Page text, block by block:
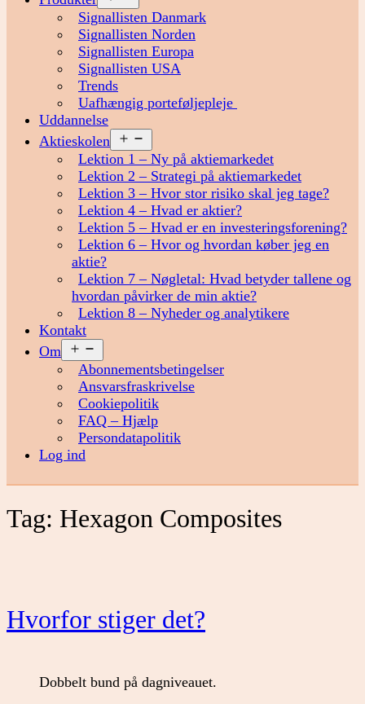
menu
Signallisten Danmark
Signallisten Norden
Signallisten Europa
Signallisten USA
Trends
Uafhængig porteføljepleje
Uddannelse
Aktieskolen
menu
Lektion 1 – Ny på aktiemarkedet
Lektion 2 – Strategi på aktiemarkedet
Lektion 3 – Hvor stor risiko skal jeg tage?
Lektion 4 – Hvad er aktier?
Lektion 5 – Hvad er en investeringsforening?
Lektion 6 – Hvor og hvordan køber jeg en
aktie?
Lektion 7 – Nøgletal: Hvad betyder tallene og
hvordan påvirker de min aktie?
Lektion 8 – Nyheder og analytikere
Kontakt
Om
menu
Abonnementsbetingelser
Ansvarsfraskrivelse
Cookiepolitik
FAQ – Hjælp
Persondatapolitik
Log ind
Tag: Hexagon Composites
Hvorfor stiger det?
Dobbelt bund på dagniveauet.